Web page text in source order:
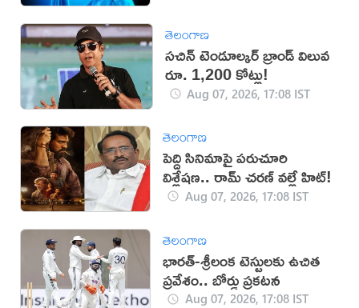
తెలంగాణ
సచిన్ టెండూల్కర్ బ్రాండ్ విలువ
రూ. 1,200 కోట్లు!
Aug 07, 2026, 17:08 IST
తెలంగాణ
పెద్ది సినిమాపై పరుచూరి
విశ్లేషణ.. రామ్ చరణ్ వల్లే హిట్!
Aug 07, 2026, 17:08 IST
తెలంగాణ
భారత్-శ్రీలంక టెస్టులకు ఉచిత
ప్రవేశం.. బోర్డు ప్రకటన
Aug 07, 2026, 17:08 IST